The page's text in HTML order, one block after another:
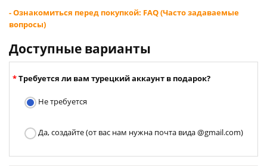
- Ознакомиться перед покупкой: FAQ (Часто задаваемые
вопросы)
Доступные варианты
Требуется ли вам турецкий аккаунт в подарок?
Не требуется
Да, создайте (от вас нам нужна почта вида @gmail.com)